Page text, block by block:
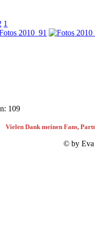
1
109
Vielen Dank meinen Fans,
© by Eva